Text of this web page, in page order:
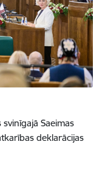
Saeimas
deklarācijas